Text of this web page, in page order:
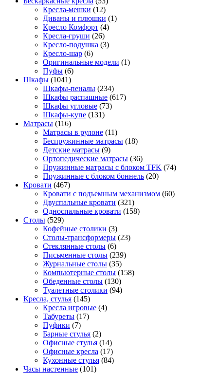
Кресла-мешки (12)
Диваны и плюшки (1)
Кресло Комфорт (4)
Кресла-груши (26)
Кресло-подушка (3)
Кресло-шар (6)
Оригинальные модели (1)
Пуфы (6)
Шкафы (1041)
Шкафы-пеналы (234)
Шкафы распашные (617)
Шкафы угловые (73)
Шкафы-купе (131)
Матрасы (116)
Матрасы в рулоне (11)
Беспружинные матрасы (18)
Детские матрасы (9)
Ортопедические матрасы (36)
Пружинные матрасы с блоком TFK (74)
Пружинные с блоком боннель (20)
Кровати (467)
Кровати с подъемным механизмом (60)
Двуспальные кровати (321)
Односпальные кровати (158)
Столы (529)
Кофейные столики (3)
Столы-трансформеры (23)
Стеклянные столы (6)
Письменные столы (239)
Журнальные столы (35)
Компьютерные столы (158)
Обеденные столы (130)
Туалетные столики (94)
Кресла, стулья (145)
Кресла игровые (4)
Табуреты (17)
Пуфики (7)
Барные стулья (2)
Офисные стулья (14)
Офисные кресла (17)
Кухонные стулья (84)
Часы настенные (101)